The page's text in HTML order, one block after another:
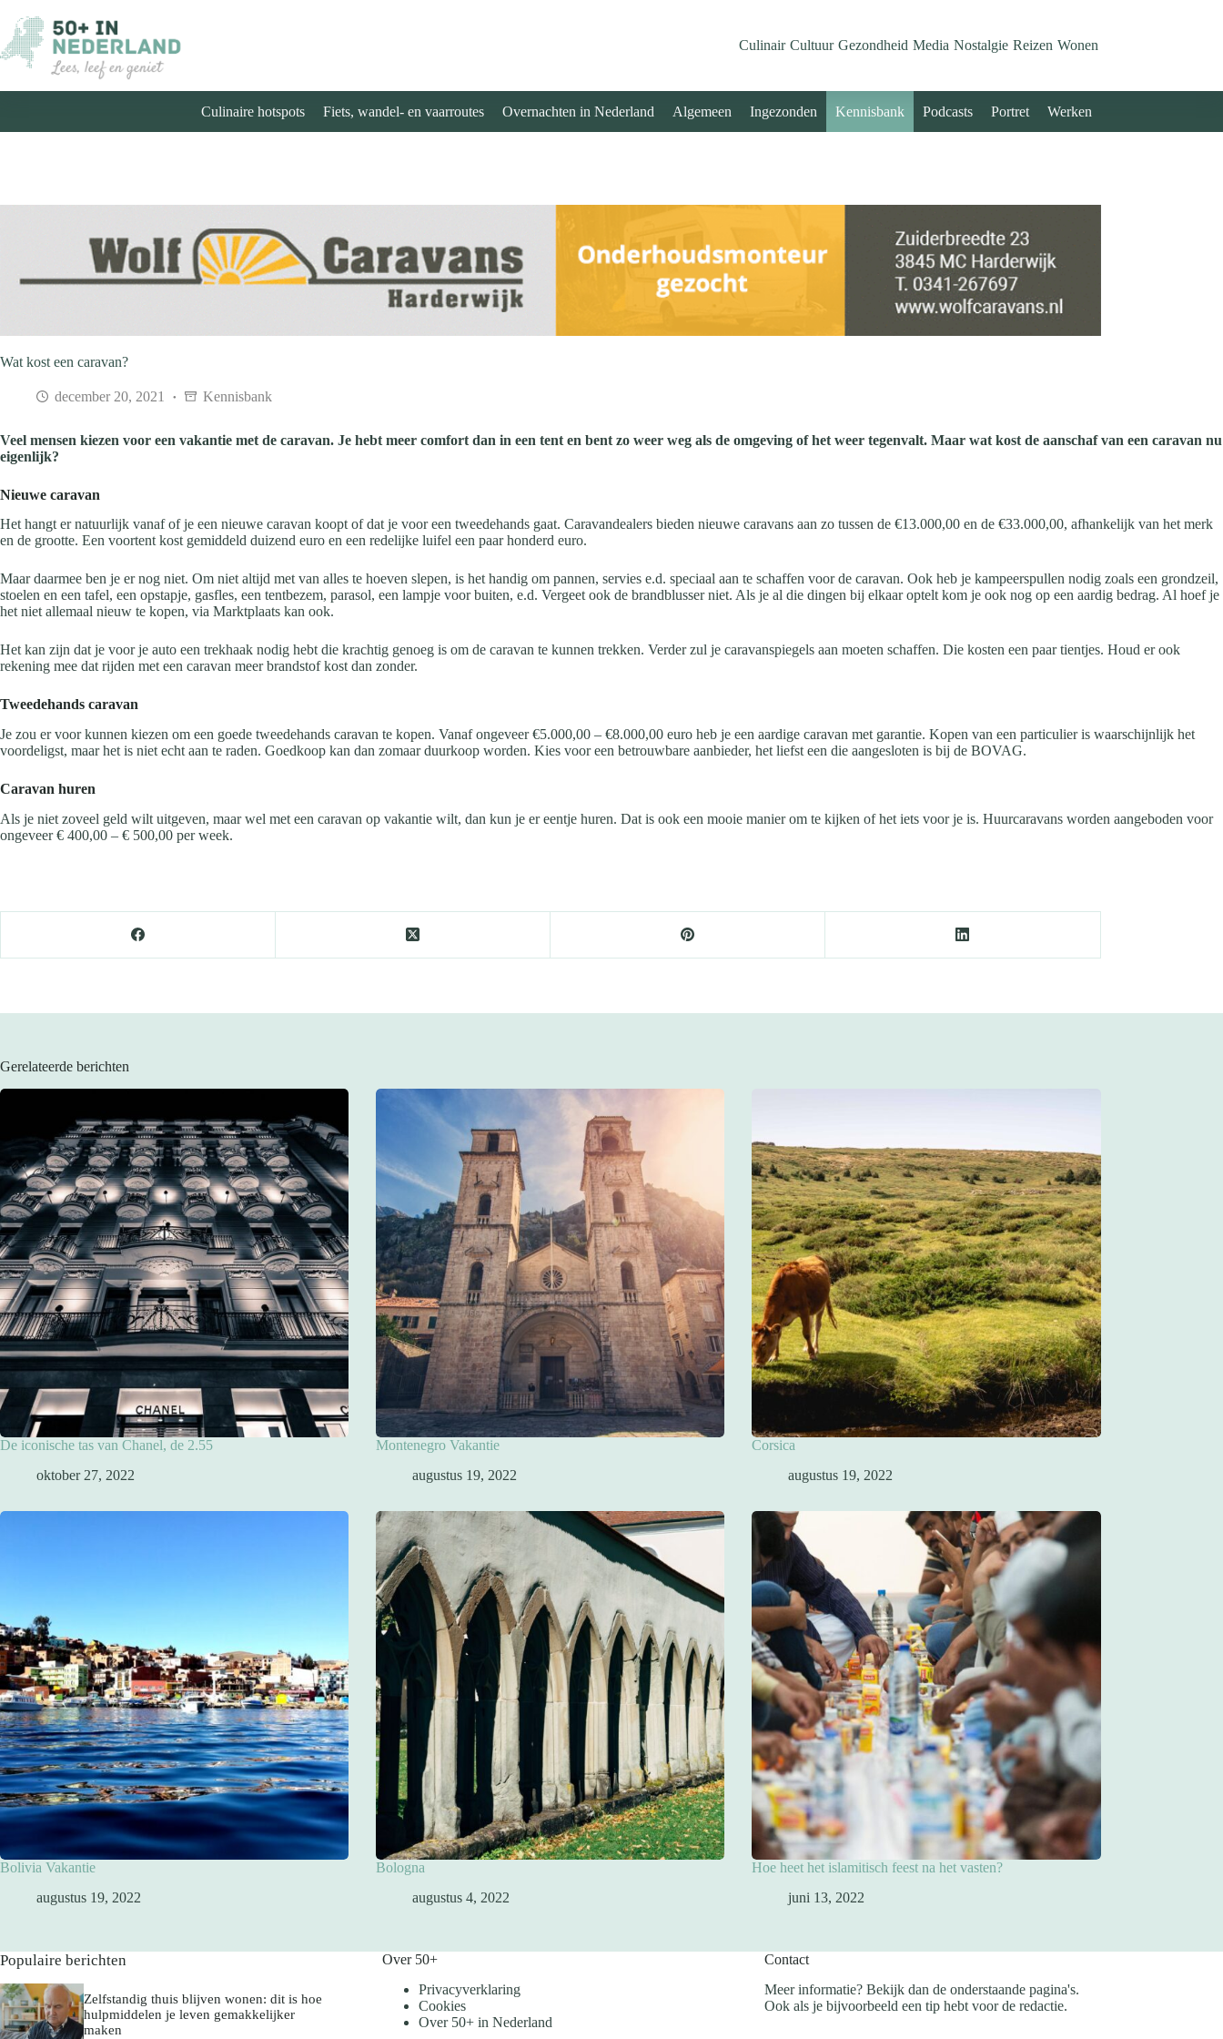
naar
de
inhoud
Culinair Cultuur Gezondheid Media Nostalgie Reizen Wonen
Culinaire hotspots Fiets, wandel- en vaarroutes Overnachten in Nederland Algemeen Ingezonden Kennisbank Podcasts Portret Werken
Wat kost een caravan?
december 20, 2021 Kennisbank
Veel mensen kiezen voor een vakantie met de caravan. Je hebt meer comfort dan in een tent en bent zo weer weg als de omgeving of het weer tegenvalt. Maar wat kost de aanschaf van een caravan nu
eigenlijk?
Nieuwe caravan
Het hangt er natuurlijk vanaf of je een nieuwe caravan koopt of dat je voor een tweedehands gaat. Caravandealers bieden nieuwe caravans aan zo tussen de €13.000,00 en de €33.000,00, afhankelijk van het merk
en de grootte. Een voortent kost gemiddeld duizend euro en een redelijke luifel een paar honderd euro.
Maar daarmee ben je er nog niet. Om niet altijd met van alles te hoeven slepen, is het handig om pannen, servies e.d. speciaal aan te schaffen voor de caravan. Ook heb je kampeerspullen nodig zoals een grondzeil,
stoelen en een tafel, een opstapje, gasfles, een tentbezem, parasol, een lampje voor buiten, e.d. Vergeet ook de brandblusser niet. Als je al die dingen bij elkaar optelt kom je ook nog op een aardig bedrag. Al hoef je
het niet allemaal nieuw te kopen, via Marktplaats kan ook.
Het kan zijn dat je voor je auto een trekhaak nodig hebt die krachtig genoeg is om de caravan te kunnen trekken. Verder zul je caravanspiegels aan moeten schaffen. Die kosten een paar tientjes. Houd er ook
rekening mee dat rijden met een caravan meer brandstof kost dan zonder.
Tweedehands caravan
Je zou er voor kunnen kiezen om een goede tweedehands caravan te kopen. Vanaf ongeveer €5.000,00 – €8.000,00 euro heb je een aardige caravan met garantie. Kopen van een particulier is waarschijnlijk het
voordeligst, maar het is niet echt aan te raden. Goedkoop kan dan zomaar duurkoop worden. Kies voor een betrouwbare aanbieder, het liefst een die aangesloten is bij de BOVAG.
Caravan huren
Als je niet zoveel geld wilt uitgeven, maar wel met een caravan op vakantie wilt, dan kun je er eentje huren. Dat is ook een mooie manier om te kijken of het iets voor je is. Huurcaravans worden aangeboden voor
ongeveer € 400,00 – € 500,00 per week.
Gerelateerde berichten
De iconische tas van Chanel, de 2.55
oktober 27, 2022
Montenegro Vakantie
augustus 19, 2022
Corsica
augustus 19, 2022
Bolivia Vakantie
augustus 19, 2022
Bologna
augustus 4, 2022
Hoe heet het islamitisch feest na het vasten?
juni 13, 2022
Populaire berichten
Zelfstandig thuis blijven wonen: dit is hoe
hulpmiddelen je leven gemakkelijker
maken
Over 50+
Privacyverklaring
Cookies
Over 50+ in Nederland
Contact
Meer informatie? Bekijk dan de onderstaande pagina's.
Ook als je bijvoorbeeld een tip hebt voor de redactie.